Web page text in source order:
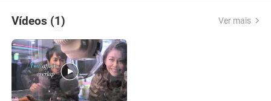
Vídeos (1) Ver mais